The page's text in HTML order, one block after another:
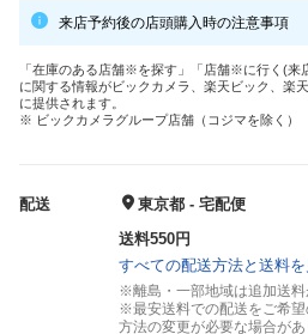
来店予約後の店頭購入時の注意事項
「在庫のある店舗※を探す」「店舗※に行く(来
に関する情報がビックカメラ、楽天ビック、楽
に提供されます。
※ ビックカメラグループ店舗（コジマを除く）
配送
東京都 - 宅配便
送料550円
すべての配送方法と送料を
※離島・一部地域は追加送料
※最安送料での配送をご希
方法の変更が必要な場合があ